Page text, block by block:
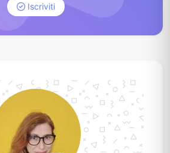
Iscriviti